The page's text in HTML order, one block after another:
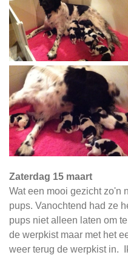
Zaterdag 15 maart
Wat een mooi gezicht zo'n
pups. Vanochtend had ze
pups niet alleen laten om
de werpkist maar met het
weer terug de werpkist in.